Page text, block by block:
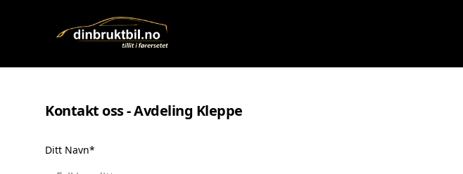
Kontakt oss - Avdeling Kleppe
Ditt Navn*